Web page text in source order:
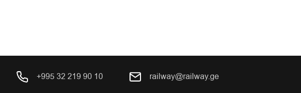
+995 32 219 90 10 railway@railway.ge